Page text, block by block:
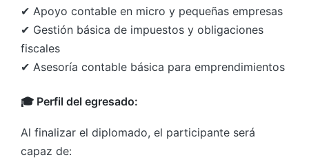
✔ Apoyo contable en micro y pequeñas empresas
✔ Gestión básica de impuestos y obligaciones
fiscales
✔ Asesoría contable básica para emprendimientos
🎓 Perfil del egresado:
Al finalizar el diplomado, el participante será
capaz de: